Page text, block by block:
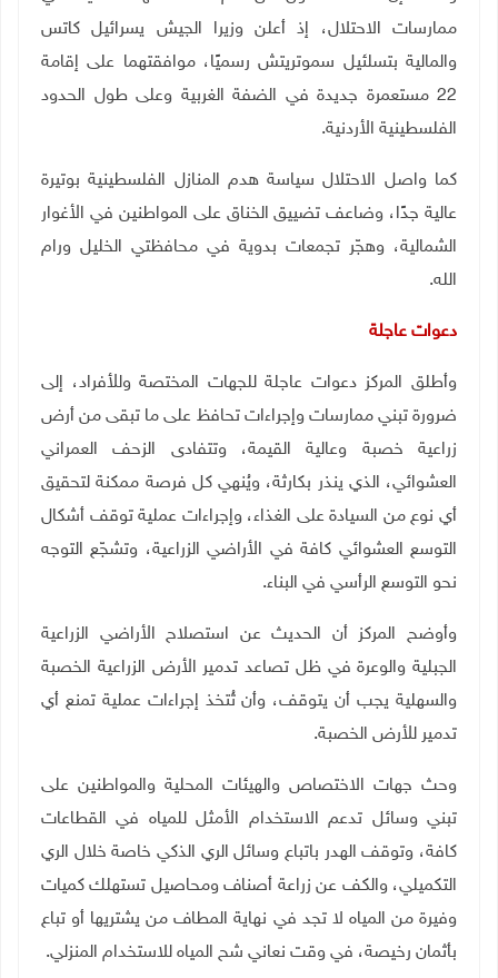
ممارسات الاحتلال، إذ أعلن وزيرا الجيش يسرائيل كاتس
والمالية بتسلئيل سموتريتش رسميًا، موافقتهما على إقامة
22 مستعمرة جديدة في الضفة الغربية وعلى طول الحدود
الفلسطينية الأردنية.
كما واصل الاحتلال سياسة هدم المنازل الفلسطينية بوتيرة
عالية جدًا، وضاعف تضييق الخناق على المواطنين في الأغوار
الشمالية، وهجّر تجمعات بدوية في محافظتي الخليل ورام
الله.
دعوات عاجلة
وأطلق المركز دعوات عاجلة للجهات المختصة وللأفراد، إلى
ضرورة تبني ممارسات وإجراءات تحافظ على ما تبقى من أرض
زراعية خصبة وعالية القيمة، وتتفادى الزحف العمراني
العشوائي، الذي ينذر بكارثة، ويُنهي كل فرصة ممكنة لتحقيق
أي نوع من السيادة على الغذاء، وإجراءات عملية توقف أشكال
التوسع العشوائي كافة في الأراضي الزراعية، وتشجّع التوجه
نحو التوسع الرأسي في البناء.
وأوضح المركز أن الحديث عن استصلاح الأراضي الزراعية
الجبلية والوعرة في ظل تصاعد تدمير الأرض الزراعية الخصبة
والسهلية يجب أن يتوقف، وأن تُتخذ إجراءات عملية تمنع أي
تدمير للأرض الخصبة.
وحث جهات الاختصاص والهيئات المحلية والمواطنين على
تبني وسائل تدعم الاستخدام الأمثل للمياه في القطاعات
كافة، وتوقف الهدر باتباع وسائل الري الذكي خاصة خلال الري
التكميلي، والكف عن زراعة أصناف ومحاصيل تستهلك كميات
وفيرة من المياه لا تجد في نهاية المطاف من يشتريها أو تباع
بأثمان رخيصة، في وقت نعاني شح المياه للاستخدام المنزلي.